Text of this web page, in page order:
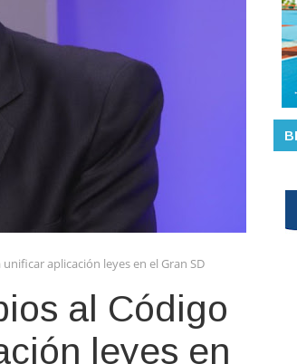
aplicación leyes en el Gran SD
al Código
leyes en